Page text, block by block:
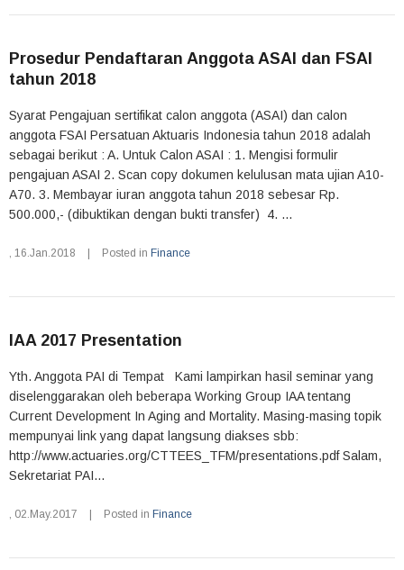
Prosedur Pendaftaran Anggota ASAI dan FSAI
tahun 2018
Syarat Pengajuan sertifikat calon anggota (ASAI) dan calon
anggota FSAI Persatuan Aktuaris Indonesia tahun 2018 adalah
sebagai berikut : A. Untuk Calon ASAI : 1. Mengisi formulir
pengajuan ASAI 2. Scan copy dokumen kelulusan mata ujian A10-
A70. 3. Membayar iuran anggota tahun 2018 sebesar Rp.
500.000,- (dibuktikan dengan bukti transfer) 4. ...
, 16.Jan.2018 Posted in Finance
IAA 2017 Presentation
Yth. Anggota PAI di Tempat Kami lampirkan hasil seminar yang
diselenggarakan oleh beberapa Working Group IAA tentang
Current Development In Aging and Mortality. Masing-masing topik
mempunyai link yang dapat langsung diakses sbb:
http://www.actuaries.org/CTTEES_TFM/presentations.pdf Salam,
Sekretariat PAI...
, 02.May.2017 Posted in Finance